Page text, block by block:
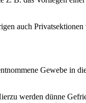
auch
Gewebe in
werden dünne